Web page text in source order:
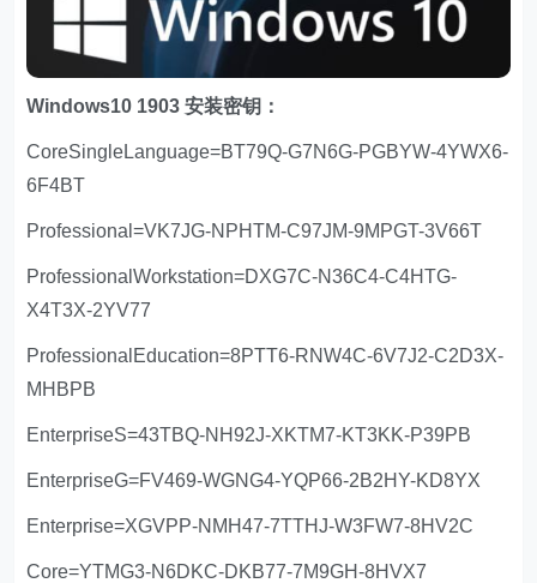
Windows10 1903 安装密钥：
CoreSingleLanguage=BT79Q-G7N6G-PGBYW-4YWX6-
6F4BT
Professional=VK7JG-NPHTM-C97JM-9MPGT-3V66T
ProfessionalWorkstation=DXG7C-N36C4-C4HTG-
X4T3X-2YV77
ProfessionalEducation=8PTT6-RNW4C-6V7J2-C2D3X-
MHBPB
EnterpriseS=43TBQ-NH92J-XKTM7-KT3KK-P39PB
EnterpriseG=FV469-WGNG4-YQP66-2B2HY-KD8YX
Enterprise=XGVPP-NMH47-7TTHJ-W3FW7-8HV2C
Core=YTMG3-N6DKC-DKB77-7M9GH-8HVX7